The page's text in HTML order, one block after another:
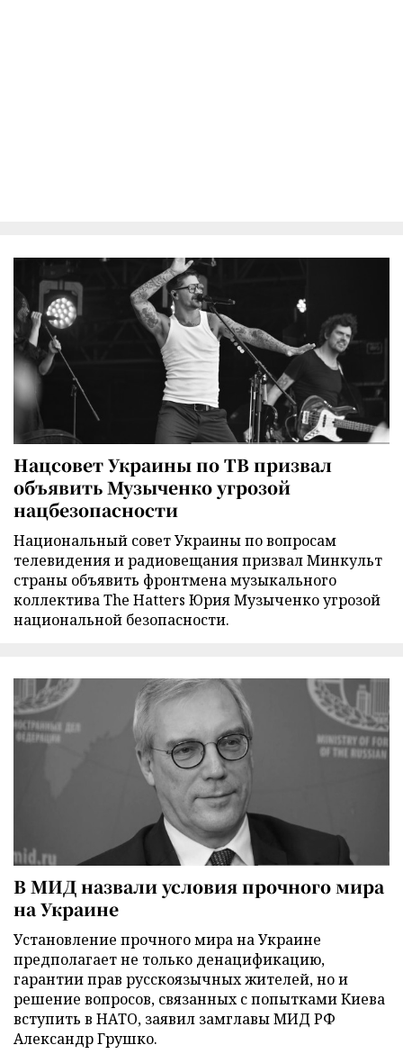
Нацсовет Украины по ТВ призвал
объявить Музыченко угрозой
нацбезопасности
Национальный совет Украины по вопросам
телевидения и радиовещания призвал Минкульт
страны объявить фронтмена музыкального
коллектива The Hatters Юрия Музыченко угрозой
национальной безопасности.
В МИД назвали условия прочного мира
на Украине
Установление прочного мира на Украине
предполагает не только денацификацию,
гарантии прав русскоязычных жителей, но и
решение вопросов, связанных с попытками Киева
вступить в НАТО, заявил замглавы МИД РФ
Александр Грушко.